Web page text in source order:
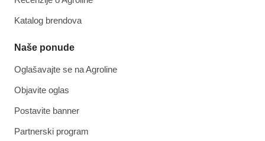
Katalog brendova
Naše ponude
Oglašavajte se na Agroline
Objavite oglas
Postavite banner
Partnerski program